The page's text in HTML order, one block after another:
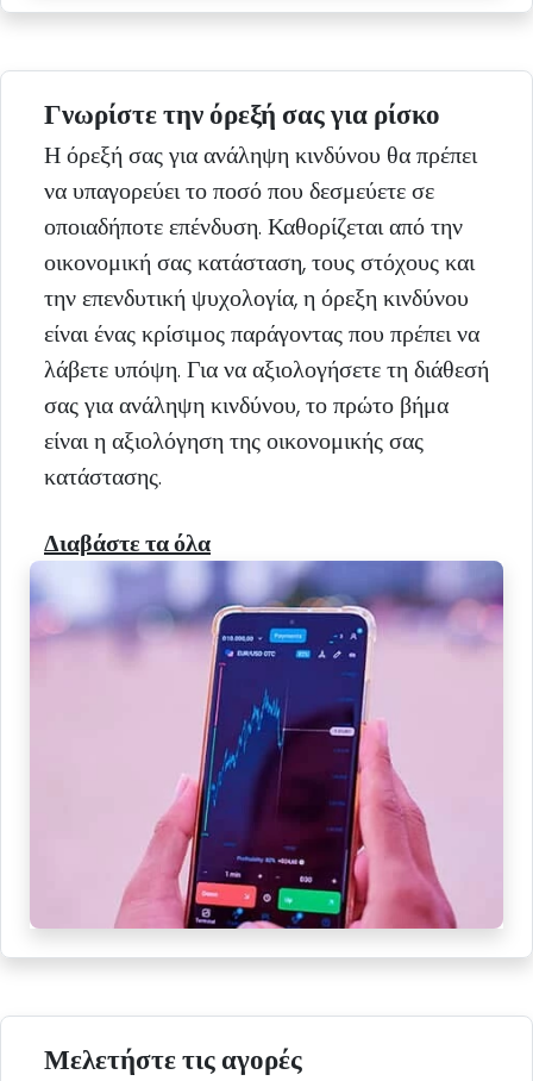
Γνωρίστε την όρεξή σας για ρίσκο
Η όρεξή σας για ανάληψη κινδύνου θα πρέπει
να υπαγορεύει το ποσό που δεσμεύετε σε
οποιαδήποτε επένδυση. Καθορίζεται από την
οικονομική σας κατάσταση, τους στόχους και
την επενδυτική ψυχολογία, η όρεξη κινδύνου
είναι ένας κρίσιμος παράγοντας που πρέπει να
λάβετε υπόψη. Για να αξιολογήσετε τη διάθεσή
σας για ανάληψη κινδύνου, το πρώτο βήμα
είναι η αξιολόγηση της οικονομικής σας
κατάστασης.
Διαβάστε τα όλα
Μελετήστε τις αγορές